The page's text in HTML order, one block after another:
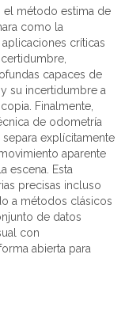
el método estima de
como la
críticas
capaces de
su incertidumbre a
Finalmente,
de odometría
explícitamente
aparente
escena. Esta
precisas incluso
a métodos clásicos
de datos
con
abierta para